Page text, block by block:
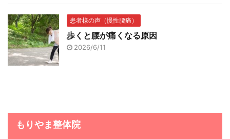
患者様の声（慢性腰痛）
歩くと腰が痛くなる原因
2026/6/11
もりやま整体院